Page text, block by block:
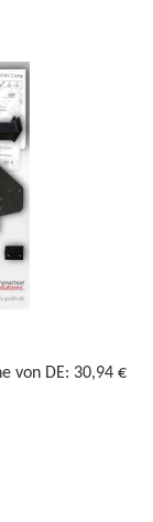
von DE: 30,94 €